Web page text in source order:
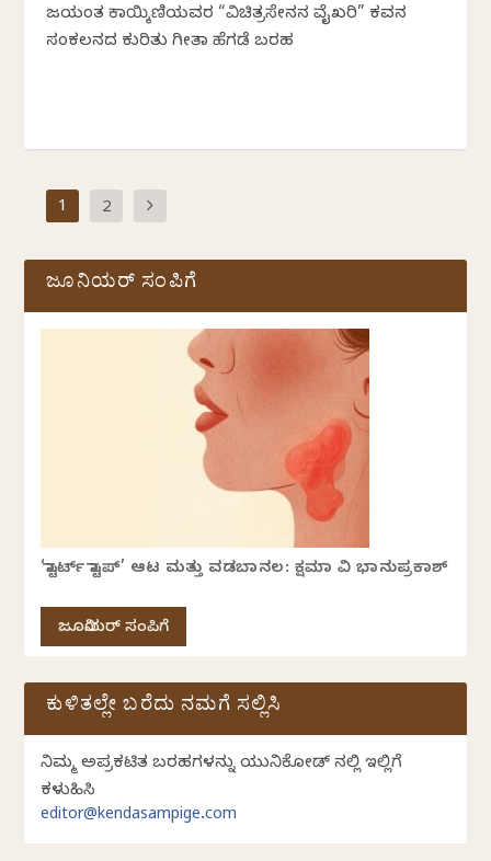
ಜಯಂತ ಕಾಯ್ಕಿಣಿಯವರ “ವಿಚಿತ್ರಸೇನನ ವೈಖರಿ” ಕವನ
ಸಂಕಲನದ ಕುರಿತು ಗೀತಾ ಹೆಗಡೆ ಬರಹ
1 2
ಜೂನಿಯರ್ ಸಂಪಿಗೆ
‘ಸ್ಟಾರ್ಟ್ ಸ್ಟಾಪ್’ ಆಟ ಮತ್ತು ವಡಬಾನಲ: ಕ್ಷಮಾ ವಿ ಭಾನುಪ್ರಕಾಶ್
ಜೂನಿಯರ್ ಸಂಪಿಗೆ
ಕುಳಿತಲ್ಲೇ ಬರೆದು ನಮಗೆ ಸಲ್ಲಿಸಿ
ನಿಮ್ಮ ಅಪ್ರಕಟಿತ ಬರಹಗಳನ್ನು ಯುನಿಕೋಡ್ ನಲ್ಲಿ ಇಲ್ಲಿಗೆ
ಕಳುಹಿಸಿ
editor@kendasampige.com